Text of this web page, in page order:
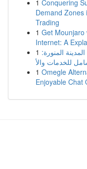
1 Conquering
Demand Zones
Trading
1 Get Mounjaro
Internet: A
1 المنورة:
1 Omegle
Enjoyable Chat